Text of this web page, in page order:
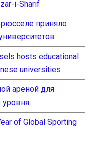
i-Sharif
приняло
hosts educational
universities
ареной для
of Global Sporting